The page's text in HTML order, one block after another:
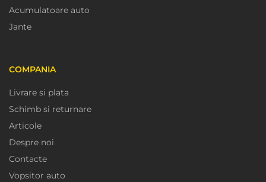
Acumulatoare auto
Jante
COMPANIA
Livrare si plata
Schimb si returnare
Articole
Despre noi
Contacte
Vopsitor auto